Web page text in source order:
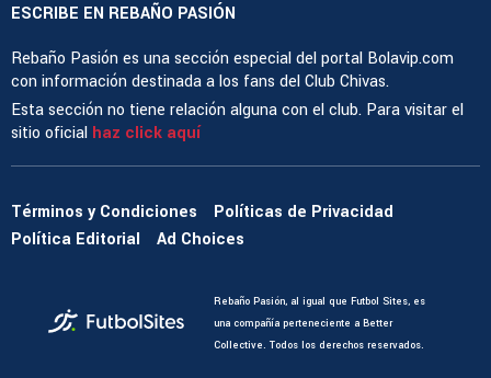
ESCRIBE EN REBAÑO PASIÓN
Rebaño Pasión es una sección especial del portal Bolavip.com
con información destinada a los fans del Club Chivas.
Esta sección no tiene relación alguna con el club. Para visitar el
sitio oficial haz click aquí
Términos y Condiciones
Políticas de Privacidad
Política Editorial
Ad Choices
Rebaño Pasión, al igual que Futbol Sites, es
una compañía perteneciente a Better
Collective. Todos los derechos reservados.